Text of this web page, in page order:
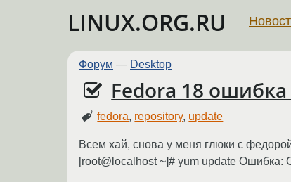
LINUX.ORG.RU
Форум — Desktop
Fedora 18
fedora, repository, update
Всем хай, снова у меня глюки с
[root@localhost ~]# yum update Ошибка: